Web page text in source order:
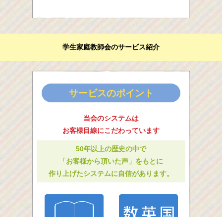
学生家庭教師会のサービス紹介
サービスのポイント
当会のシステムは
お客様目線にこだわっています
50年以上の歴史の中で
「お客様から頂いた声」をもとに
作り上げたシステムに自信があります。